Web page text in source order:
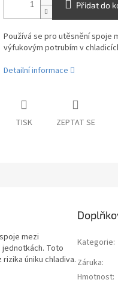
Přidat do
Používá se pro utěsnění spoje
výfukovým potrubím v
Detailní informace
TISK ZEPTAT SE
mezi
Toto
úniku chladiva.
Kategorie:
Záruka:
Hmotnost: